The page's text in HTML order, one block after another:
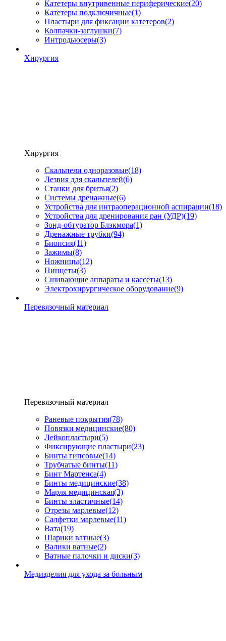
Катетеры внутривенные периферические(20)
Катетеры подключичные(1)
Пластыри для фиксации катетеров(2)
Колпачки-заглушки(7)
Интродьюсеры(3)
Хирургия
Хирургия
Скальпели одноразовые(18)
Лезвия для скальпелей(6)
Станки для бритья(2)
Системы дренажные(6)
Устройства для интраоперационной аспирации(18)
Устройства для дренирования ран (УДР)(19)
Зонд-обтуратор Блэкмора(1)
Дренажные трубки(94)
Биопсия(11)
Зажимы(8)
Ножницы(12)
Пинцеты(3)
Сшивающие аппараты и кассеты(13)
Электрохирургическое оборудование(9)
Перевязочный материал
Перевязочный материал
Раневые покрытия(78)
Повязки медицинские(80)
Лейкопластыри(5)
Фиксирующие пластыри(23)
Бинты гипсовые(14)
Трубчатые бинты(11)
Бинт Мартенса(4)
Бинты медицинские(38)
Марля медицинская(3)
Бинты эластичные(14)
Отрезы марлевые(12)
Салфетки марлевые(11)
Вата(19)
Шарики ватные(3)
Валики ватные(2)
Ватные палочки и диски(3)
Медизделия для ухода за больным